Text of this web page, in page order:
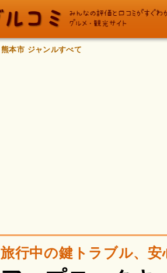
熊本市 ジャンルすべて
旅行中の鍵トラブル、安